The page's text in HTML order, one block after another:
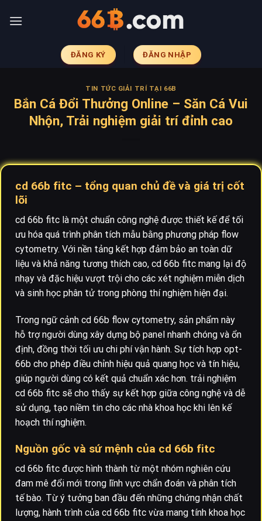
ĐĂNG KÝ ĐĂNG NHẬP
TIN TỨC GIẢI TRÍ TẠI 66B
Bắn Cá Đổi Thưởng Online – Săn Cá Vui
Nhộn, Trải nghiệm giải trí đỉnh cao
cd 66b fitc – tổng quan chủ đề và giá trị cốt
lõi
cd 66b fitc là một chuẩn công nghệ được thiết kế để tối
ưu hóa quá trình phân tích mẫu bằng phương pháp flow
cytometry. Với nền tảng kết hợp đảm bảo an toàn dữ
liệu và khả năng tương thích cao, cd 66b fitc mang lại độ
nhạy và đặc hiệu vượt trội cho các xét nghiệm miễn dịch
và sinh học phân tử trong phòng thí nghiệm hiện đại.
Trong ngữ cảnh cd 66b flow cytometry, sản phẩm này
hỗ trợ người dùng xây dựng bộ panel nhanh chóng và ổn
định, đồng thời tối ưu chi phí vận hành. Sự tích hợp opt-
66b cho phép điều chỉnh hiệu quả quang học và tín hiệu,
giúp người dùng có kết quả chuẩn xác hơn. trải nghiệm
cd 66b fitc sẽ cho thấy sự kết hợp giữa công nghệ và dễ
sử dụng, tạo niềm tin cho các nhà khoa học khi lên kế
hoạch thí nghiệm.
Nguồn gốc và sứ mệnh của cd 66b fitc
cd 66b fitc được hình thành từ một nhóm nghiên cứu
đam mê đổi mới trong lĩnh vực chẩn đoán và phân tích
tế bào. Từ ý tưởng ban đầu đến những chứng nhận chất
lượng, hành trình của cd 66b fitc vừa mang tính khoa học